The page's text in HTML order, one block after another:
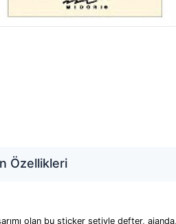
Özellikleri
olan bu sticker setiyle defter, ajanda,